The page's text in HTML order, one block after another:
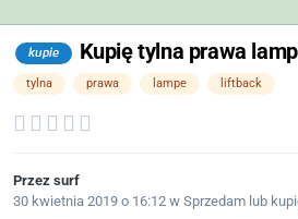
kupie Kupię tylna prawa
tylna prawa lampe liftback
Przez surf
30 kwietnia 2019 o 16:12 w Sprzedam lub